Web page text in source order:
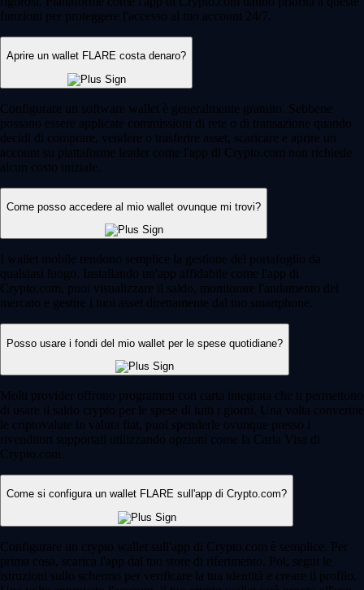
funzioni per proteggere l'accesso al tuo account 24/7.
Aprire un wallet FLARE costa denaro?
Configurare un software wallet è generalmente gratuito. Sebbene
possano essere applicate commissioni di rete o di transazione quando
decidi di comprare, vendere o trasferire asset, scaricare e aprire un
account su piattaforme leader come l'app di Crypto.com non richiede
alcun costo iniziale.
Come posso accedere al mio wallet ovunque mi trovi?
I wallet mobile rendono semplice la gestione del portafoglio da
qualsiasi luogo. Installando un'app affidabile come l'app di
Crypto.com, puoi visualizzare il saldo, monitorare l'andamento del
mercato e gestire i tuoi asset direttamente dal tuo smartphone.
Posso usare i fondi del mio wallet per le spese quotidiane?
Molti provider offrono programmi con carta integrata che ti permettono
di usare il saldo crypto per le spese di tutti i giorni. Una volta convertite
le criptovalute in valuta fiat, puoi spenderle ovunque presso i
rivenditori supportati utilizzando opzioni come la Carta Visa di
Crypto.com.
Come si configura un wallet FLARE sull'app di Crypto.com?
Configurare un crypto wallet sull'app di Crypto.com è semplice. Per
prima cosa, scarica l'app dal tuo store di riferimento. Poi, segui le
istruzioni sullo schermo per verificare la tua identità e creare il profilo.